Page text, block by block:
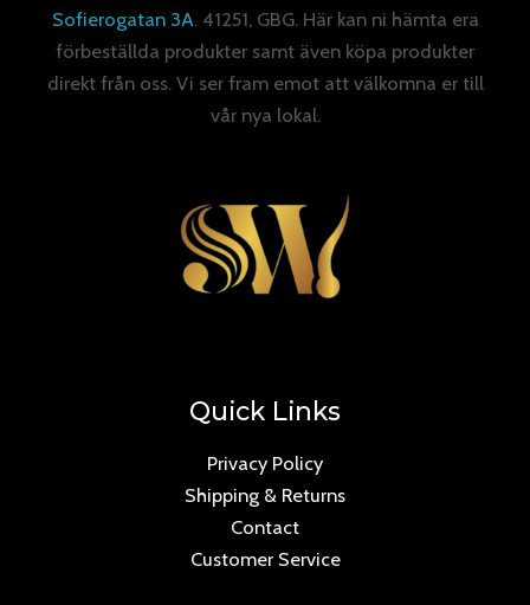
Sofierogatan 3A. 41251, GBG. Här kan ni hämta era
förbeställda produkter samt även köpa produkter
direkt från oss. Vi ser fram emot att välkomna er till
vår nya lokal.
Quick Links
Privacy Policy
Shipping & Returns
Contact
Customer Service